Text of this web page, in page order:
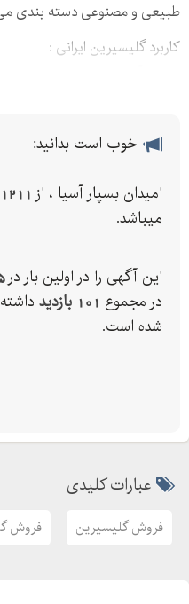
طبیعی و مصنوعی دسته بندی
کاربرد گلیسیرین ایرانی :
صنایع آرایشی و بهداشتی,
خرید گلیسرین
قیمت گلیسرین
خرید گلیسرول
قیمت گلیسرول
خرید گلیسیرین
فروش Glycerol
قیمت Glycerol
خوب است بدانید:
امیدان بسپار آسیا ، از 1211 روز پیش
میباشد.
این آگهی را در اولین بار در
در مجموع 101 بازدید
شده است.
عبارات کلیدی
فروش گلیسیرین فروش